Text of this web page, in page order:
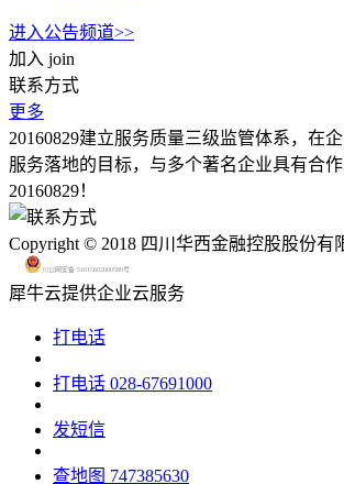
进入公告频道>>
加入 join
联系方式
更多
20160829建立服务质量三级监管体系，在
服务落地的目标，与多个著名企业具有合
20160829！
Copyright © 2018 四川华西金融控股股份有
川公网安备 51015602000580号
犀牛云提供企业云服务
打电话
打电话 028-67691000
发短信
查地图 747385630